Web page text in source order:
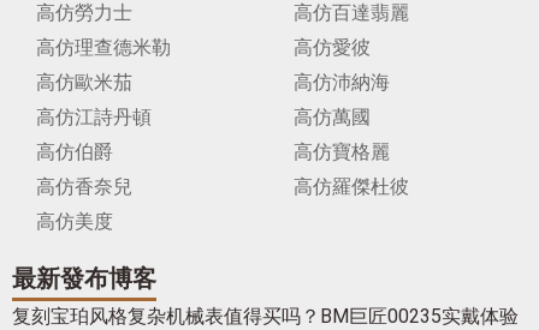
高仿勞力士
高仿百達翡麗
高仿理查德米勒
高仿愛彼
高仿歐米茄
高仿沛納海
高仿江詩丹頓
高仿萬國
高仿伯爵
高仿寶格麗
高仿香奈兒
高仿羅傑杜彼
高仿美度
最新發布博客
复刻宝珀风格复杂机械表值得买吗？BM巨匠00235实戴体验